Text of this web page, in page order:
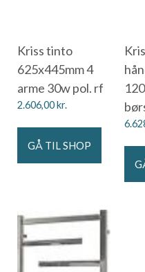
Kriss tinto
625x445mm 4
arme 30w pol. rf
2.606,00kr.
GÅ TIL SHOP